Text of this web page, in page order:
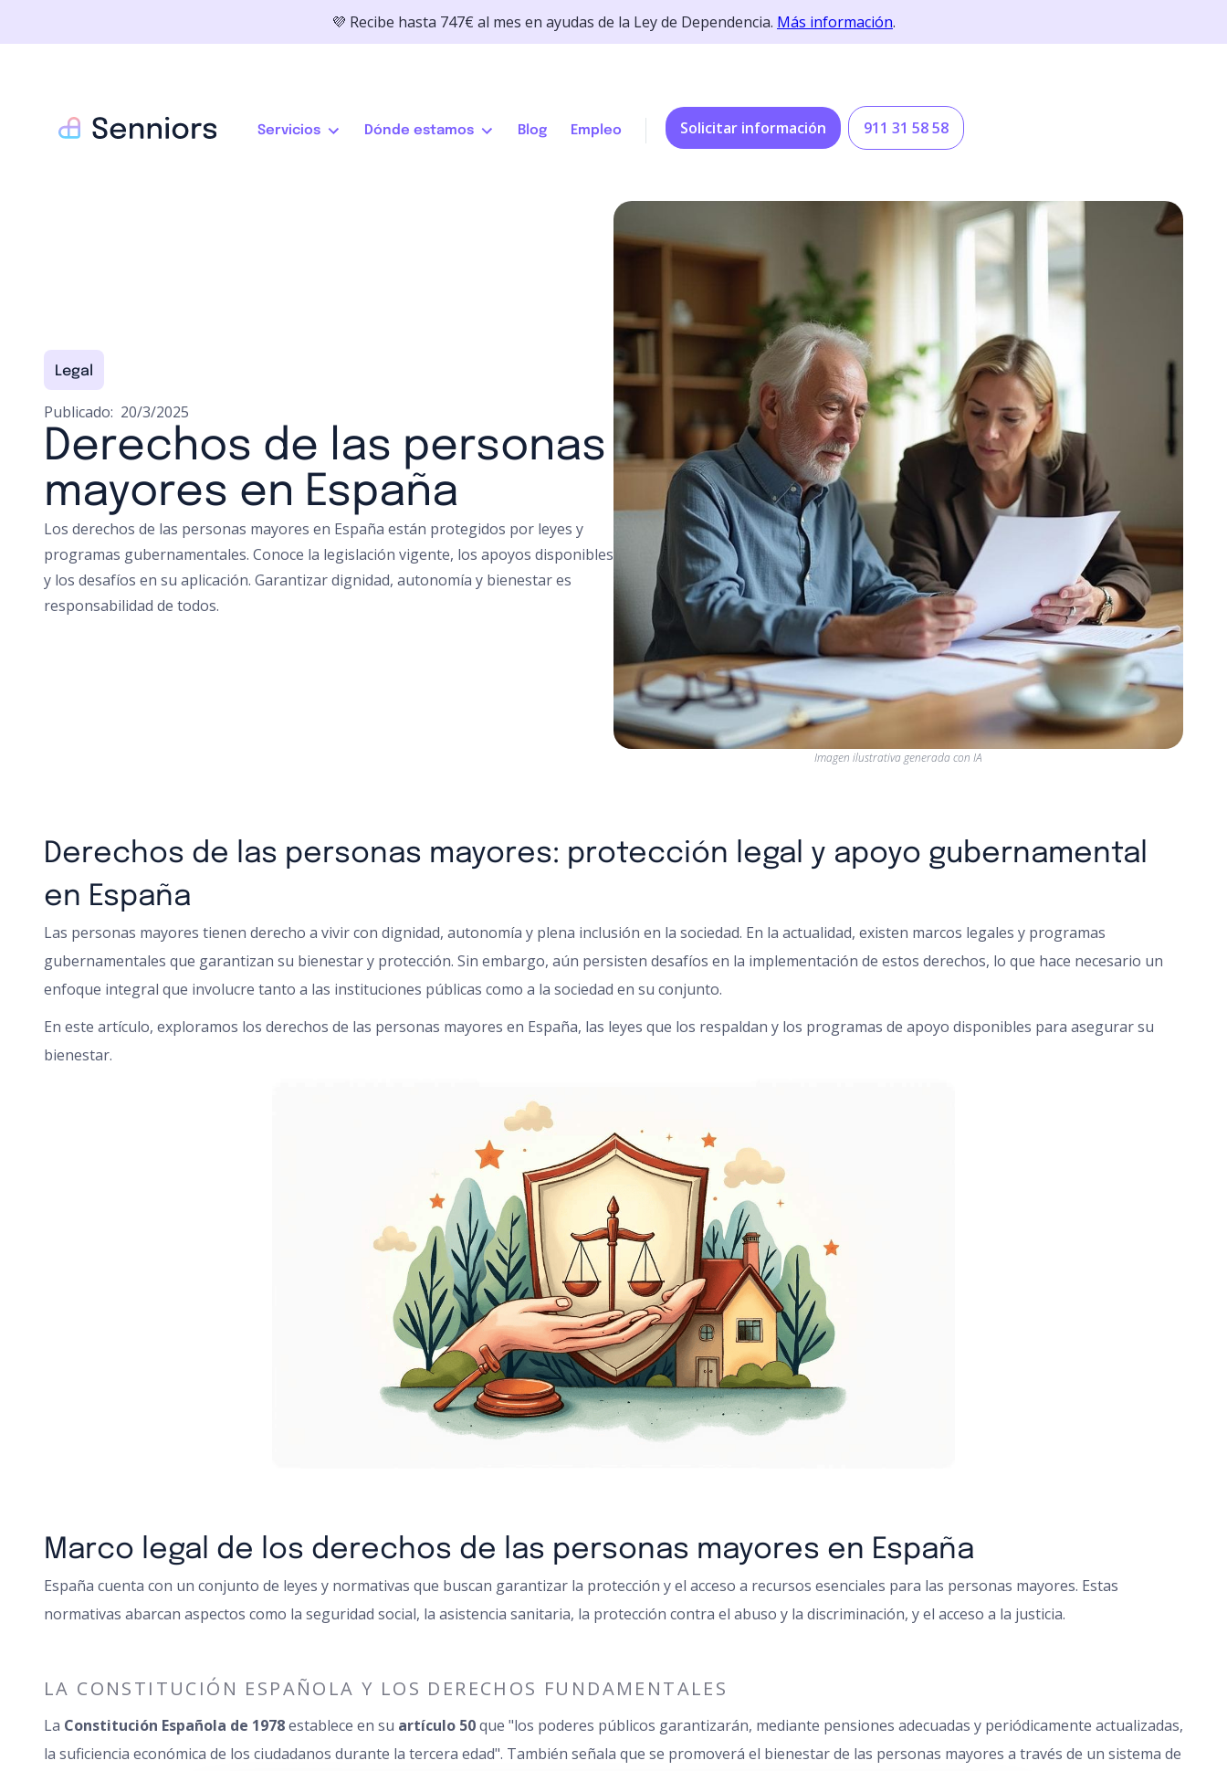
💜 Recibe hasta 747€ al mes en ayudas de la Ley de Dependencia. Más información.
Servicios Dónde estamos Blog Empleo Solicitar información 911 31 58 58
Legal
Publicado: 20/3/2025
Derechos de las personas
mayores en España
Los derechos de las personas mayores en España están protegidos por leyes y
programas gubernamentales. Conoce la legislación vigente, los apoyos disponibles
y los desafíos en su aplicación. Garantizar dignidad, autonomía y bienestar es
responsabilidad de todos.
Imagen ilustrativa generada con IA
Derechos de las personas mayores: protección legal y apoyo gubernamental
en España
Las personas mayores tienen derecho a vivir con dignidad, autonomía y plena inclusión en la sociedad. En la actualidad, existen marcos legales y programas
gubernamentales que garantizan su bienestar y protección. Sin embargo, aún persisten desafíos en la implementación de estos derechos, lo que hace necesario un
enfoque integral que involucre tanto a las instituciones públicas como a la sociedad en su conjunto.
En este artículo, exploramos los derechos de las personas mayores en España, las leyes que los respaldan y los programas de apoyo disponibles para asegurar su
bienestar.
Marco legal de los derechos de las personas mayores en España
España cuenta con un conjunto de leyes y normativas que buscan garantizar la protección y el acceso a recursos esenciales para las personas mayores. Estas
normativas abarcan aspectos como la seguridad social, la asistencia sanitaria, la protección contra el abuso y la discriminación, y el acceso a la justicia.
LA CONSTITUCIÓN ESPAÑOLA Y LOS DERECHOS FUNDAMENTALES
La Constitución Española de 1978establece en su artículo 50que "los poderes públicos garantizarán, mediante pensiones adecuadas y periódicamente actualizadas,
la suficiencia económica de los ciudadanos durante la tercera edad". También señala que se promoverá el bienestar de las personas mayores a través de un sistema de